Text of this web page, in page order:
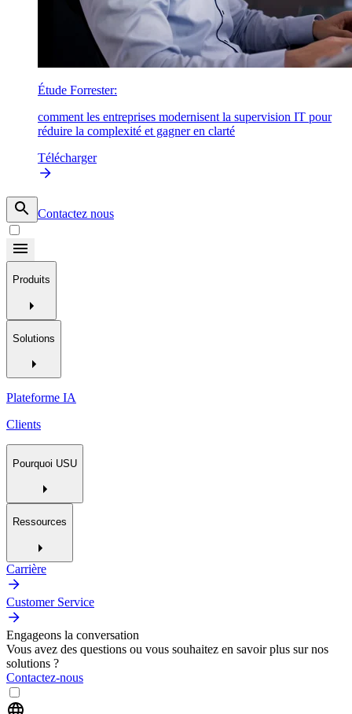
Étude Forrester:
comment les entreprises modernisent la supervision IT pour
réduire la complexité et gagner en clarté
Télécharger
Contactez nous
Produits
Solutions
Plateforme IA
Clients
Pourquoi USU
Ressources
Carrière
Customer Service
Engageons la conversation
Vous avez des questions ou vous souhaitez en savoir plus sur nos
solutions ?
Contactez-nous